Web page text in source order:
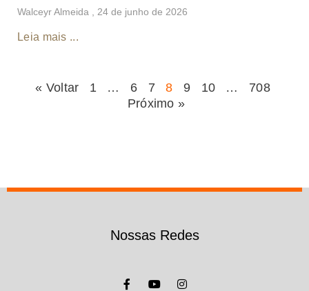
Walceyr Almeida 24 de junho de 2026
Leia mais ...
« Voltar 1 … 6 7 8 9 10 …
708
Próximo »
Nossas Redes